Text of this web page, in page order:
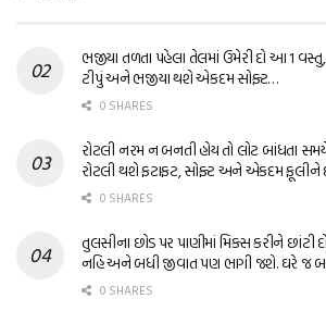
ભજીયા તળતા પહેલા તેલમાં ઉમેરી દો આ 1
ટીપું અને ભજીયા થશે એકદમ સોફ્ટ…
0 SHARES
રોટલી નરમ ન બનતી હોય તો લોટ બાંધતા
રોટલી થશે ફટાફટ, સોફ્ટ અને એકદમ ફૂલીને
0 SHARES
તુલસીના છોડ પર પાણીમાં મિક્સ કરીને
નહિ અને બધી જીવાત પણ ભાગી જશે. ઘરે જ
0 SHARES